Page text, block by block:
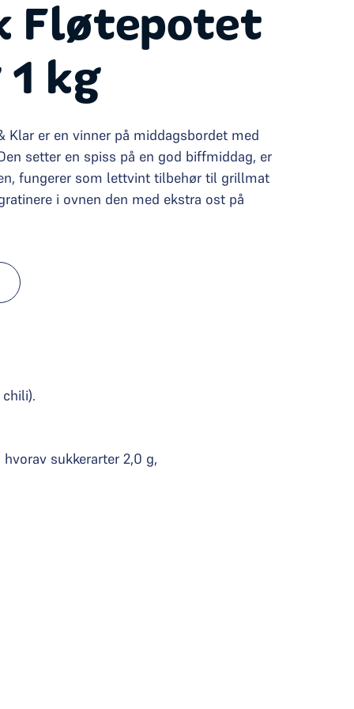
Fløtepotet
kg
er en vinner på middagsbordet med
setter en spiss på en god biffmiddag, er
fungerer som lettvint tilbehør til grillmat
i ovnen den med ekstra ost på
sukkerarter 2,0 g,